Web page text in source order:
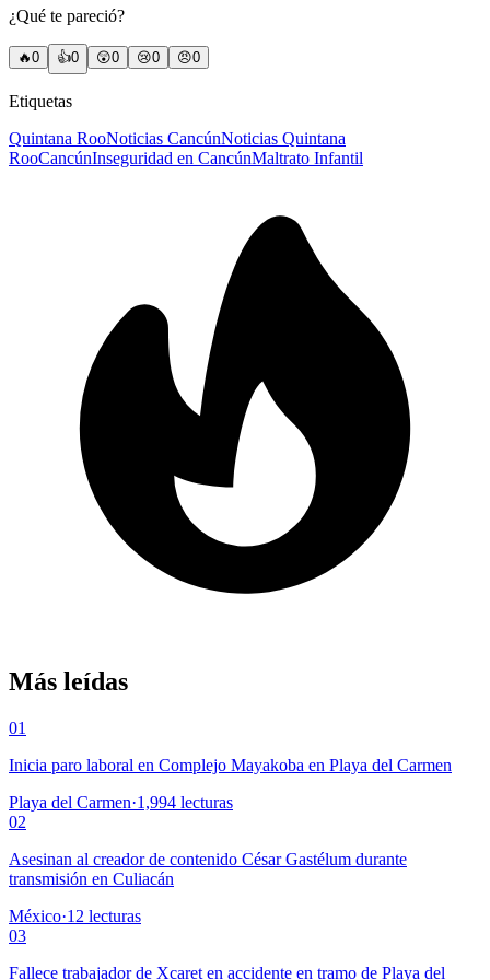
¿Qué te pareció?
🔥0 👍0 😲0 😢0 😠0
Etiquetas
Quintana RooNoticias CancúnNoticias Quintana
RooCancúnInseguridad en CancúnMaltrato Infantil
Más leídas
01
Inicia paro laboral en Complejo Mayakoba en Playa del Carmen
Playa del Carmen·1,994 lecturas
02
Asesinan al creador de contenido César Gastélum durante
transmisión en Culiacán
México·12 lecturas
03
Fallece trabajador de Xcaret en accidente en tramo de Playa del